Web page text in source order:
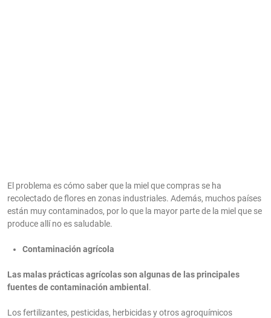
El problema es cómo saber que la miel que compras se ha
recolectado de flores en zonas industriales. Además, muchos países
están muy contaminados, por lo que la mayor parte de la miel que se
produce allí no es saludable.
Contaminación agrícola
Las malas prácticas agrícolas son algunas de las principales
fuentes de contaminación ambiental .
Los fertilizantes, pesticidas, herbicidas y otros agroquímicos